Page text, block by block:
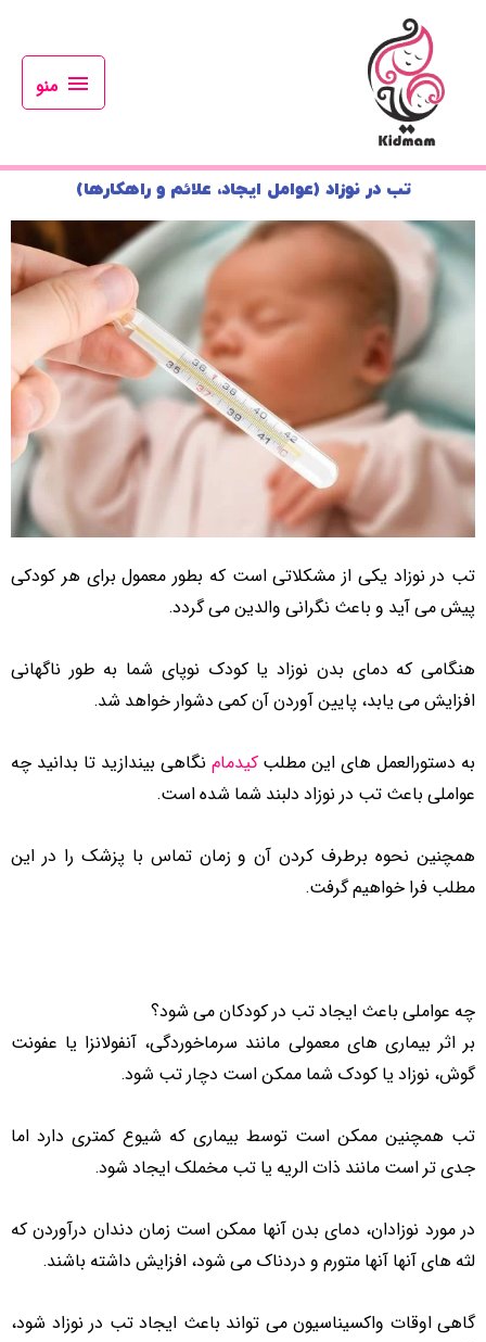
منو
تب در نوزاد (عوامل ایجاد، علائم و راهکارها)
تب در نوزاد یکی از مشکلاتی است که بطور معمول برای هر کودکی
پیش می آید و باعث نگرانی والدین می گردد.
هنگامی که دمای بدن نوزاد یا کودک نوپای شما به طور ناگهانی
افزایش می یابد، پایین آوردن آن کمی دشوار خواهد شد.
به دستورالعمل های این مطلب کیدمامنگاهی بیندازید تا بدانید چه
عواملی باعث تب در نوزاد دلبند شما شده است.
همچنین نحوه برطرف کردن آن و زمان تماس با پزشک را در این
مطلب فرا خواهیم گرفت.
چه عواملی باعث ایجاد تب در کودکان می شود؟
بر اثر بیماری های معمولی مانند سرماخوردگی، آنفولانزا یا عفونت
گوش، نوزاد یا کودک شما ممکن است دچار تب شود.
تب همچنین ممکن است توسط بیماری که شیوع کمتری دارد اما
جدی تر است مانند ذات الریه یا تب مخملک ایجاد شود.
در مورد نوزادان، دمای بدن آنها ممکن است زمان دندان درآوردن که
لثه های آنها آنها متورم و دردناک می شود، افزایش داشته باشند.
گاهی اوقات واکسیناسیون می تواند باعث ایجاد تب در نوزاد شود،